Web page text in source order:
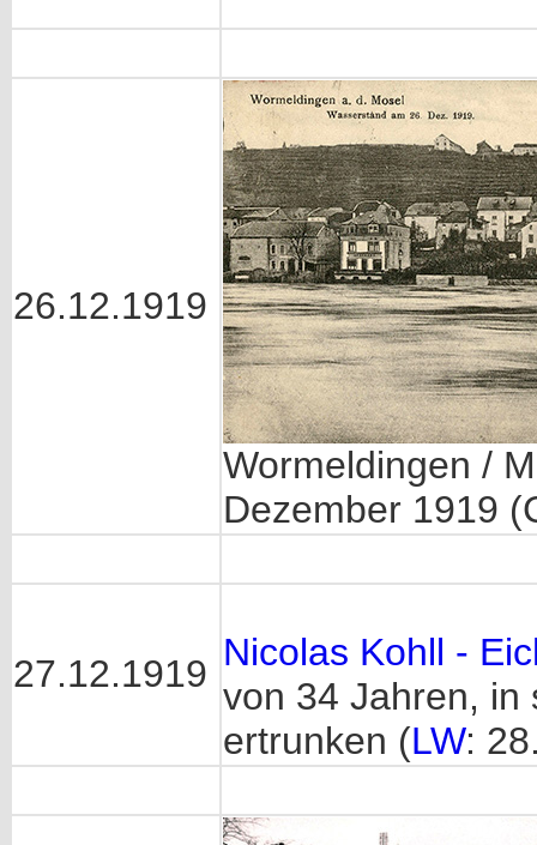
26.12.1919
Wormeldingen /
Dezember 1919
27.12.1919 Nicolas Kohll -
von 34 Jahren, in
ertrunken (LW: